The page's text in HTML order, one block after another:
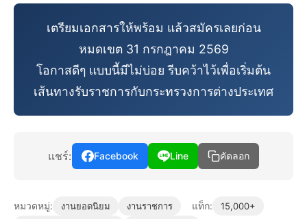
เตรียมเอกสารให้พร้อม แล้วสมัครเลยก่อน
หมดเขต 31 กรกฎาคม 2569
โอกาสดีๆ แบบนี้มีไม่บ่อย รีบคว้าไว้เพื่อเริ่มต้น
เส้นทางรับราชการกับกระทรวงการต่างประเทศ
แชร์: Facebook Line คัดลอก
หมวดหมู่: งานยอดนิยม งานราชการ แท็ก:
15,000+